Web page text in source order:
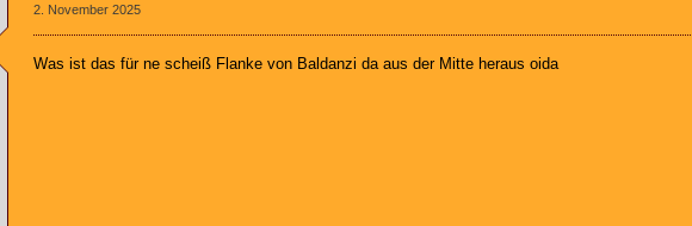
2. November 2025
Was ist das für ne scheiß Flanke von Baldanzi da aus der Mitte heraus oida